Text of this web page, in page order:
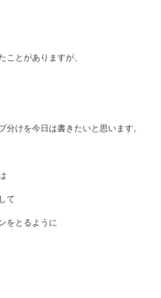
ことがありますが、
分けを今日は書きたいと思います。
て
をとるように